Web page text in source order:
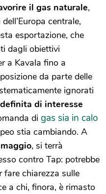
il gas naturale,
centrale,
esportazione, che
dagli obiettivi
a Kavala fino a
da parte delle
ignorati
definita di interesse
di gas sia in calo
stia cambiando. A
, si terrà
contro Tap: potrebbe
fare chiarezza sulle
a chi, finora, è rimasto